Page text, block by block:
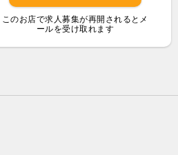
このお店で求人募集が再開されるとメ
ールを受け取れます